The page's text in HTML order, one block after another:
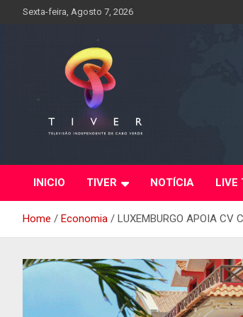
Sexta-feira, Agosto 7, 2026
INICIO TIVER NOTÍCIA LIVE
Home Economia LUXEMBURGO APOIA CV